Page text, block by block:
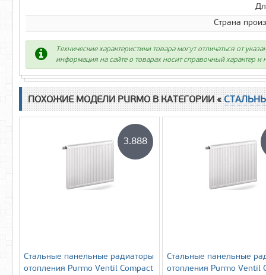
Страна
Технические характеристики товара могут отличаться от
информация на сайте о товарах носит справочный характер
ПОХОЖИЕ МОДЕЛИ PURMO В КАТЕГОРИИ «
Стальные панельные радиаторы
отопления Purmo Ventil Compact
3.888
Стальные панельные
отопления Purmo Ventil